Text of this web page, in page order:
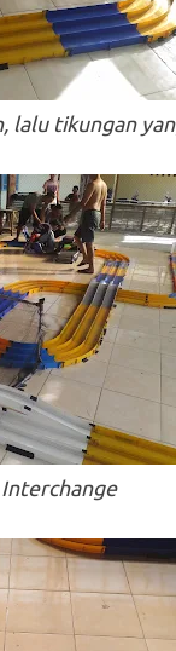
lalu tikungan
Interchange